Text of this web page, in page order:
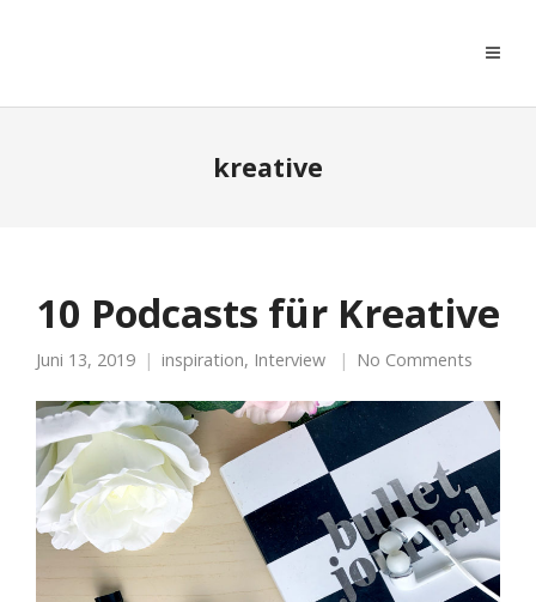
kreative
10 Podcasts für Kreative
Juni 13, 2019 inspiration, Interview No Comments